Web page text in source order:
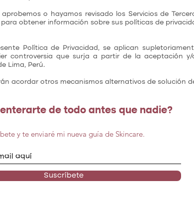
o hayamos revisado los Servicios de
obtener información sobre sus políticas de
Política de Privacidad, se aplican
controversia que surja a partir de la aceptación
Lima, Perú.
acordar otros mecanismos alternativos de solución
de todo antes que nadie?
y te enviaré mi nueva guía de Skincare.
Suscríbete